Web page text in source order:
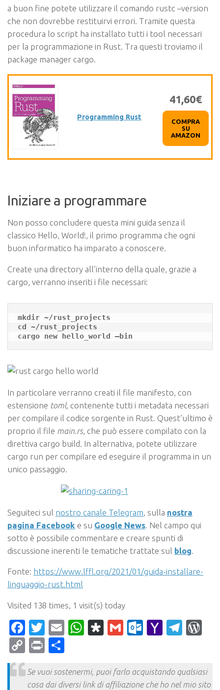
a buon fine potete utilizzare il comando rustc –version
che non dovrebbe restituirvi errori. Tramite questa
procedura lo script ha installato tutti i tool necessari
per la programmazione in Rust. Tra questi troviamo il
package manager cargo.
Programming Rust
41,60€
COMPRA
SU
AMAZON
Iniziare a programmare
Non posso concludere questa mini guida senza il
classico Hello, World!, il primo programma che ogni
buon informatico ha imparato a conoscere.
Create una directory all’interno della quale, grazie a
cargo , verranno inseriti i file necessari:
mkdir ~/rust_projects
cd ~/rust_projects
In particolare verranno creati il file manifesto, con
estensione toml, contenente tutti i metadata necessari
per compilare il codice sorgente in Rust. Quest’ultimo è
proprio il file main.rs, che può essere compilato con la
direttiva cargo build . In alternativa, potete utilizzare
cargo run per compilare ed eseguire il programma in un
unico passaggio.
Seguiteci sul nostro canale Telegram , sulla nostra
pagina Facebook e su Google News . Nel campo qui
sotto è possibile commentare e creare spunti di
discussione inerenti le tematiche trattate sul blog
Fonte: https://www.lffl.org/2021/01/guida-installare-
linguaggio-rust.html
Visited 138 times, 1 visit(s) today
Facebook
Twitter
EmailWhatsApp
Diaspora
Gmail Yahoo
CopyPrint
Se vuoi sostenermi, puoi farlo acquistando qualsiasi
cosa dai diversi link di affiliazione che ho nel mio sito